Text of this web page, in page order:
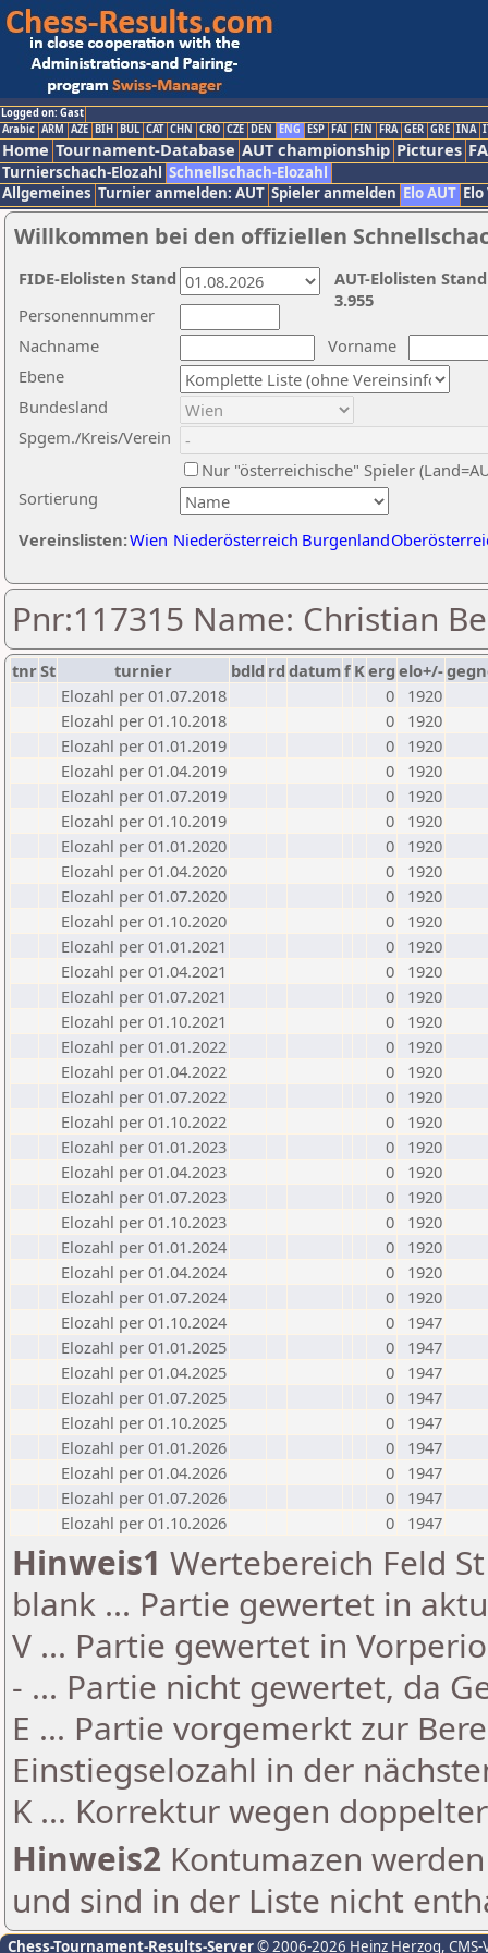
Logged on: Gast
Arabic ARM AZE BIH BUL CAT CHN CRO CZE DEN ENG ESP FAI FIN FRA GER GRE INA
Home Tournament-Database AUT championship Pictures
Turnierschach-Elozahl Schnellschach-Elozahl
Allgemeines Turnier anmelden: AUT Spieler anmelden Elo AUT
Willkommen bei den offiziellen
Nachname
Vorname
Ebene
Sortierung
Personennummer
Bundesland
Spgem./Kreis/Verein
Nur "österreichische" Spieler
Vereinslisten:Wien Niederösterreich Burgenland
AUT-Elolisten
3.955
FIDE-Elolisten Stand
Pnr:117315 Name: Christian
tnrSt turnier bdld rd datumf Kerg elo+/-
Elozahl per 01.07.2018
0
1920
Elozahl per 01.10.2018
0
1920
Elozahl per 01.01.2019
0
1920
Elozahl per 01.04.2019
0
1920
Elozahl per 01.07.2019
0
1920
Elozahl per 01.10.2019
0
1920
Elozahl per 01.01.2020
0
1920
Elozahl per 01.04.2020
0
1920
Elozahl per 01.07.2020
0
1920
Elozahl per 01.10.2020
0
1920
Elozahl per 01.01.2021
0
1920
Elozahl per 01.04.2021
0
1920
Elozahl per 01.07.2021
0
1920
Elozahl per 01.10.2021
0
1920
Elozahl per 01.01.2022
0
1920
Elozahl per 01.04.2022
0
1920
Elozahl per 01.07.2022
0
1920
Elozahl per 01.10.2022
0
1920
Elozahl per 01.01.2023
0
1920
Elozahl per 01.04.2023
0
1920
Elozahl per 01.07.2023
0
1920
Elozahl per 01.10.2023
0
1920
Elozahl per 01.01.2024
0
1920
Elozahl per 01.04.2024
0
1920
Elozahl per 01.07.2024
0
1920
Elozahl per 01.10.2024
0
1947
Elozahl per 01.01.2025
0
1947
Elozahl per 01.04.2025
0
1947
Elozahl per 01.07.2025
0
1947
Elozahl per 01.10.2025
0
1947
Elozahl per 01.01.2026
0
1947
Elozahl per 01.04.2026
0
1947
Elozahl per 01.07.2026
0
1947
Elozahl per 01.10.2026
0 1947
Hinweis1 Wertebereich Feld
blank ... Partie gewertet in
V ... Partie gewertet in
- ... Partie nicht gewertet, da
E ... Partie vorgemerkt zur
Einstiegselozahl in der
K ... Korrektur wegen
Hinweis2 Kontumazen
und sind in der Liste nicht
Chess-Tournament-Results-Server© 2006-2026 Heinz Herzog,